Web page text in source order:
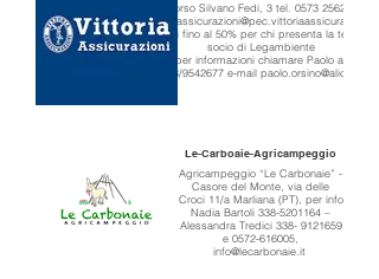
Corso Silvano Fedi, 3 tel. 0573 25623,
vittoriaassicurazioni@pec.vittoriaassicurazioni.it
Sconti fino al 50% per chi presenta la tessera
socio di Legambiente
per informazioni chiamare Paolo al
333/9542677 e-mail paolo.orsino@alice.it
Le-Carboaie-Agricampeggio
Agricampeggio “Le Carbonaie” -
Casore del Monte, via delle
Croci 11/a Marliana (PT), per info
Nadia Bartoli 338-5201164 –
Alessandra Tredici 338- 9121659
e 0572-616005,
info@lecarbonaie.it